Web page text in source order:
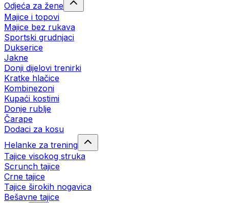
Odjeća za žene
Majice i topovi
Majice bez rukava
Sportski grudnjaci
Dukserice
Jakne
Donji dijelovi trenirki
Kratke hlačice
Kombinezoni
Kupaći kostimi
Donje rublje
Čarape
Dodaci za kosu
Helanke za trening
Tajice visokog struka
Scrunch tajice
Crne tajice
Tajice širokih nogavica
Bešavne tajice